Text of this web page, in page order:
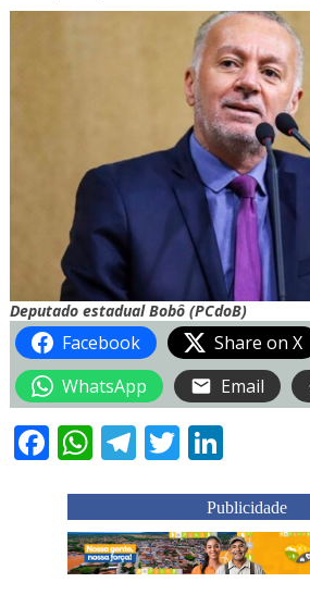
Deputado estadual Bobô (PCdoB)
Facebook Share on X
WhatsApp
Email
Facebook
WhatsApp
Telegram
Twitter
Publicidade